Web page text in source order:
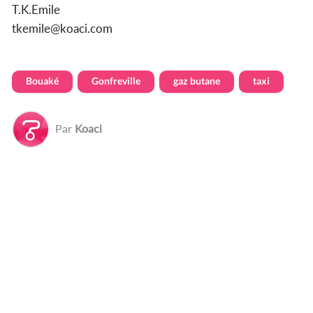
T.K.Emile
tkemile@koaci.com
Bouaké Gonfreville gaz butane taxi
Par Koaci